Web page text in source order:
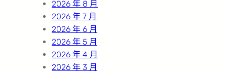
2026 年 8 月
2026 年 7 月
2026 年 6 月
2026 年 5 月
2026 年 4 月
2026 年 3 月